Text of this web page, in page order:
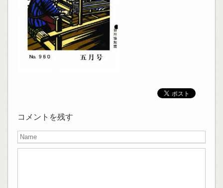
コメントを残す